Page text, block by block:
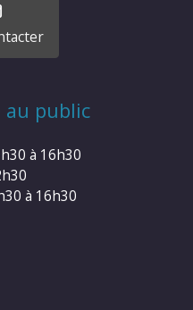
au public
à 16h30
à 16h30